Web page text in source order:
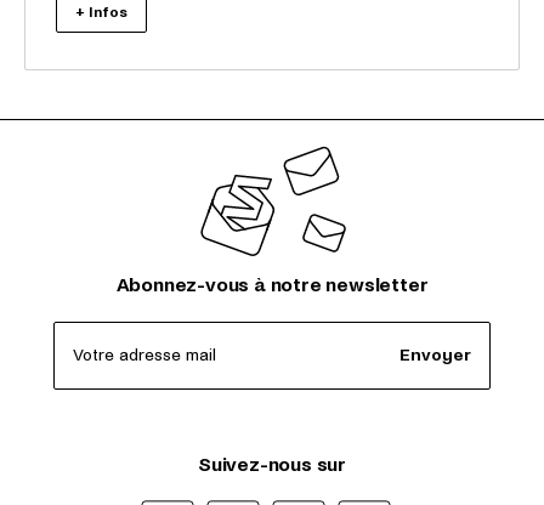
+ Infos
Abonnez-vous à notre newsletter
Votre adresse mail Envoyer
Suivez-nous sur